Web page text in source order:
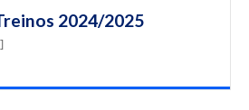
2024/2025